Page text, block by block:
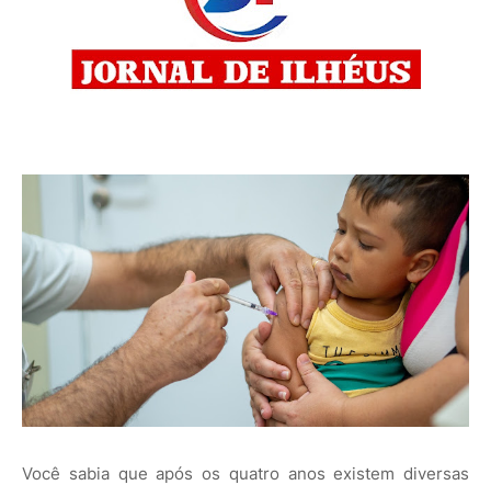
Você sabia que após os quatro anos existem diversas